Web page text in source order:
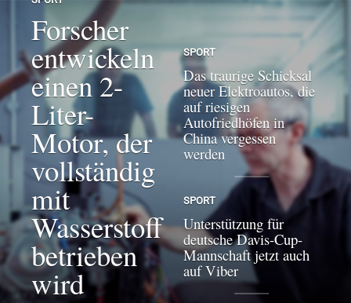
Forscher
entwickeln
einen 2-
Liter-
Motor, der
vollständig
mit
Wasserstoff
betrieben
wird
SPORT
Das traurige Schicksal
neuer Elektroautos, die
auf riesigen
Autofriedhöfen in
China vergessen
werden
SPORT
Unterstützung für
deutsche Davis-Cup-
Mannschaft jetzt auch
auf Viber